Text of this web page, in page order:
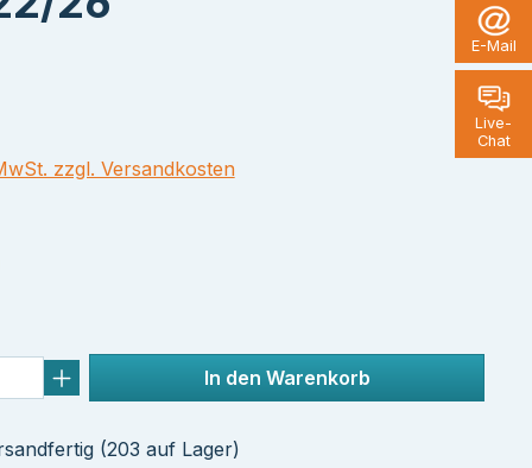
E-Mail
Live-
Chat
zzgl. Versandkosten
Bewertung von 5 von 5 Sternen
In den Warenkorb
(203 auf Lager)